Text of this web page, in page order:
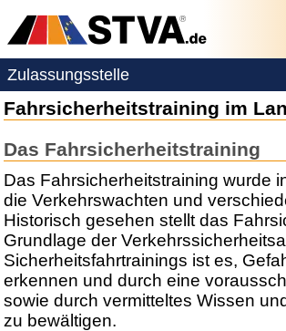
Zulassungsstelle
Fahrsicherheitstraining im
Das Fahrsicherheitstraining
Das Fahrsicherheitstraining wurde
die Verkehrswachten und
Historisch gesehen stellt das
Grundlage der
Sicherheitsfahrtrainings ist es,
erkennen und durch eine
sowie durch vermitteltes Wissen
zu bewältigen.